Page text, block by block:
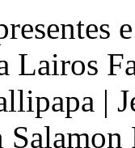
Lairos
|